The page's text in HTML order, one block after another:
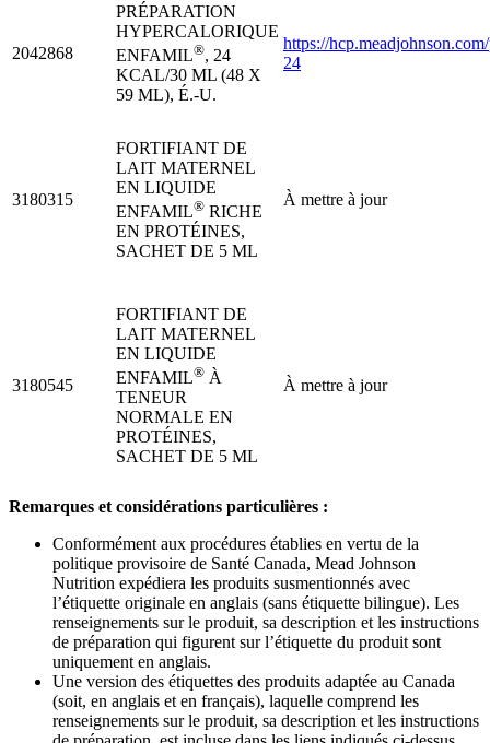
2042868
PRÉPARATION
HYPERCALORIQUE
ENFAMIL®, 24
KCAL/30 ML (48 X
59 ML), É.-U.
https://
24
3180315
FORTIFIANT DE
LAIT MATERNEL
EN LIQUIDE
ENFAMIL® RICHE
EN PROTÉINES,
SACHET DE 5 ML
À mettre à jour
3180545
FORTIFIANT DE
LAIT MATERNEL
EN LIQUIDE
ENFAMIL® À
TENEUR
NORMALE EN
PROTÉINES,
SACHET DE 5 ML
À mettre à jour
Remarques et considérations particulières :
Conformément aux procédures établies en vertu de la
politique provisoire de Santé Canada, Mead Johnson
Nutrition expédiera les produits susmentionnés avec
l’étiquette originale en anglais (sans étiquette bilingue). Les
renseignements sur le produit, sa description et les instructions
de préparation qui figurent sur l’étiquette du produit sont
uniquement en anglais.
Une version des étiquettes des produits adaptée au Canada
(soit, en anglais et en français), laquelle comprend les
renseignements sur le produit, sa description et les instructions